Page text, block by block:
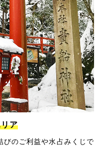
ア
びのご利益や水占みくじで